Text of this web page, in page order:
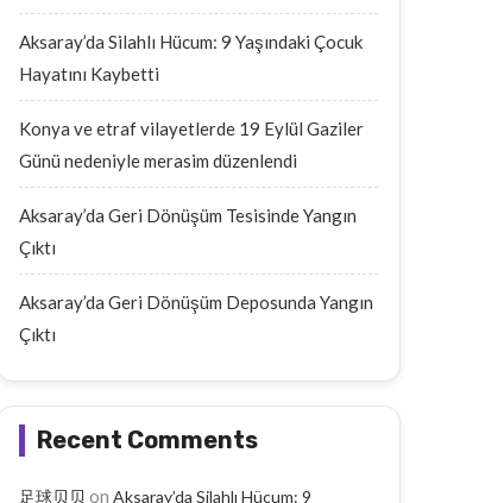
Aksaray’da Silahlı Hücum: 9 Yaşındaki Çocuk
Hayatını Kaybetti
Konya ve etraf vilayetlerde 19 Eylül Gaziler
Günü nedeniyle merasim düzenlendi
Aksaray’da Geri Dönüşüm Tesisinde Yangın
Çıktı
Aksaray’da Geri Dönüşüm Deposunda Yangın
Çıktı
Recent Comments
足球贝贝 on Aksaray’da Silahlı Hücum: 9